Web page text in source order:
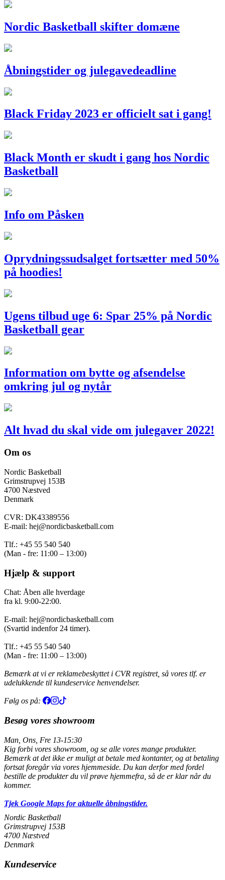
Nordic Basketball skifter domæne
Åbningstider og julegavedeadline
Black Friday 2023 er officielt sat i gang!
Black Month er skudt i gang hos Nordic
Basketball
Info om Påsken
Oprydningssudsalget fortsætter med 50%
på hoodies!
Ugens tilbud uge 6: Spar 25% på Nordic
Basketball gear
Information om bytte og afsendelse
omkring jul og nytår
Alt hvad du skal vide om julegaver 2022!
Om os
Nordic Basketball
Grimstrupvej 153B
4700 Næstved
Denmark
CVR: DK43389556
E-mail: hej@nordicbasketball.com
Tlf.: +45 55 540 540
(Man - fre: 11:00 – 13:00)
Hjælp & support
Chat: Åben alle hverdage
fra kl. 9:00-22:00.
E-mail: hej@nordicbasketball.com
(Svartid indenfor 24 timer).
Tlf.: +45 55 540 540
(Man - fre: 11:00 – 13:00)
Bemærk at vi er reklamebeskyttet i CVR registret, så vores tlf. er
udelukkende til kundeservice henvendelser.
Følg os på:
Besøg vores showroom
Man, Ons, Fre 13-15:30
Kig forbi vores showroom, og se alle vores mange produkter.
Bemærk at det ikke er muligt at betale med kontanter, og at betaling
fortsat foregår via vores hjemmeside. Du kan derfor med fordel
bestille de produkter du vil prøve hjemmefra, så de er klar når du
kommer.
Tjek Google Maps for aktuelle åbningstider.
Nordic Basketball
Grimstrupvej 153B
4700 Næstved
Denmark
Kundeservice